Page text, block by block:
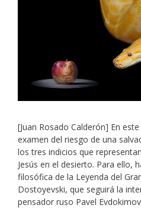
[Juan Rosado Calderón] En
examen del riesgo de una
los tres indicios que
Jesús en el desierto. Para ello,
filosófica de la Leyenda del
Dostoyevski, que seguirá la
pensador ruso Pavel